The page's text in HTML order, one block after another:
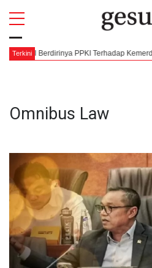
Terkini
Terhadap Kemerdekaan Indonesia
Omnibus Law
All